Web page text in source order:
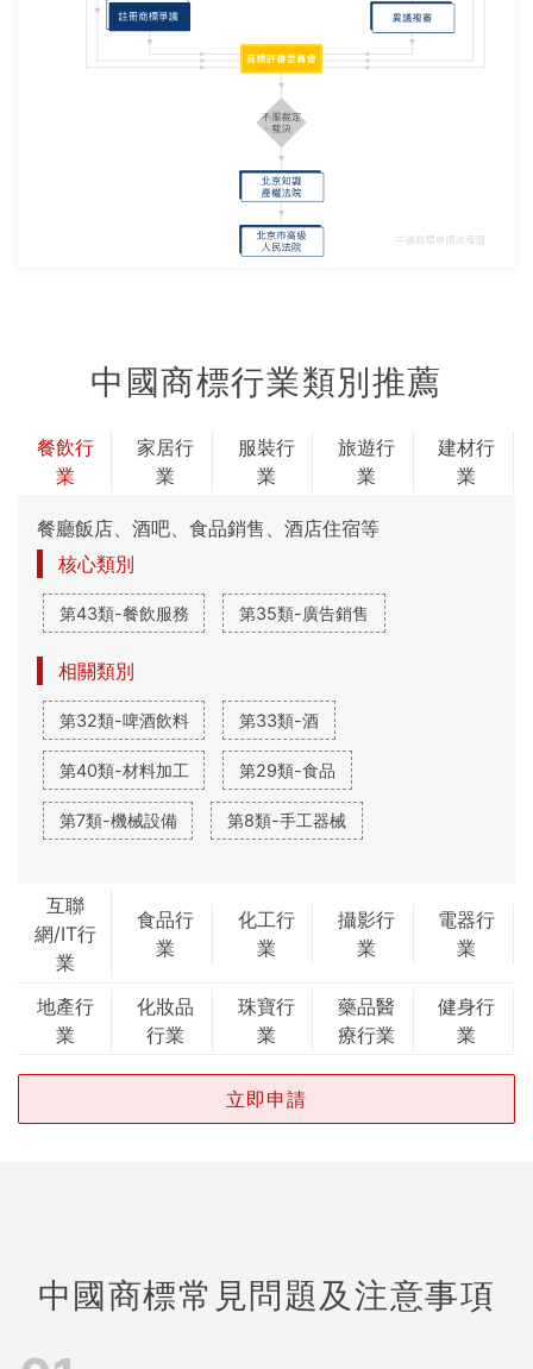
中國商標行業類別推薦
餐飲行
業
家居行
業
服裝行
業
旅遊行
業
建材行
業
餐廳飯店、酒吧、食品銷售、酒店住宿等
核心類別
第43類-餐飲服務 第35類-廣告銷售
相關類別
第32類-啤酒飲料 第33類-酒
第40類-材料加工 第29類-食品
第7類-機械設備 第8類-手工器械
互聯
網/IT行
業
食品行
業
化工行
業
攝影行
業
電器行
業
地產行
業
化妝品
行業
珠寶行
業
藥品醫
療行業
健身行
業
立即申請
中國商標常見問題及注意事項